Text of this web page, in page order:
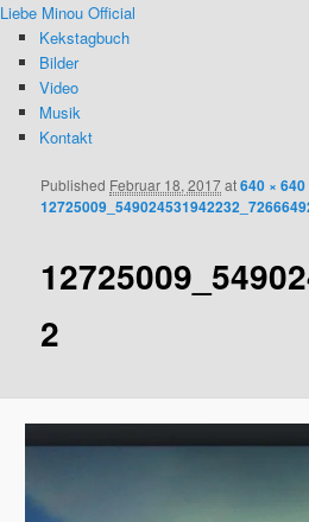
Liebe Minou Official
Kekstagbuch
Bilder
Video
Musik
Kontakt
2
Published Februar 18, 2017at640 × 640